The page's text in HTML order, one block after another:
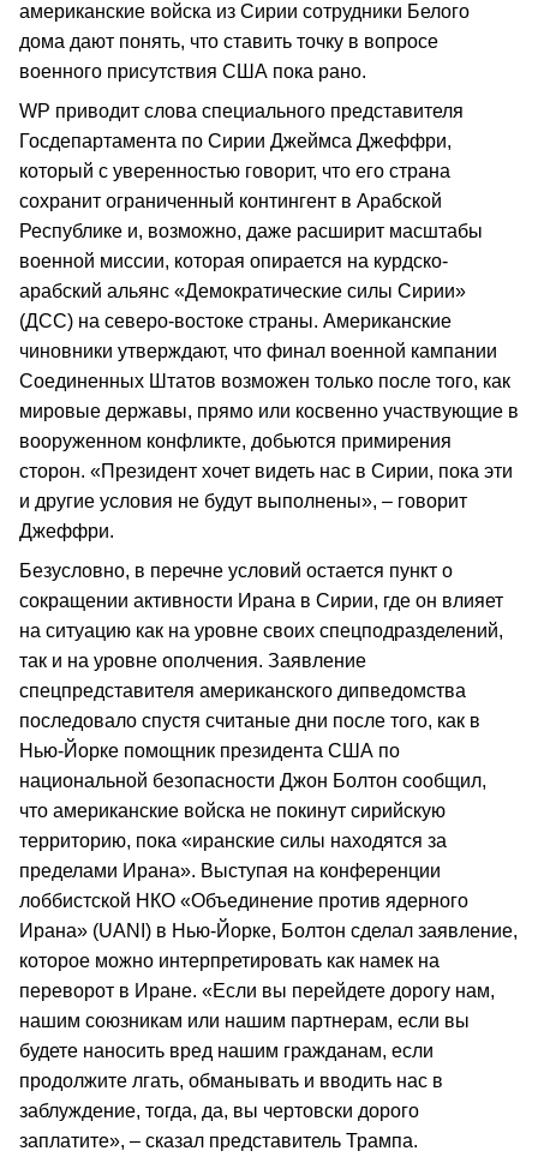
американские войска из Сирии сотрудники Белого
дома дают понять, что ставить точку в вопросе
военного присутствия США пока рано.
WP приводит слова специального представителя
Госдепартамента по Сирии Джеймса Джеффри,
который с уверенностью говорит, что его страна
сохранит ограниченный контингент в Арабской
Республике и, возможно, даже расширит масштабы
военной миссии, которая опирается на курдско-
арабский альянс «Демократические силы Сирии»
(ДСС) на северо-востоке страны. Американские
чиновники утверждают, что финал военной кампании
Соединенных Штатов возможен только после того, как
мировые державы, прямо или косвенно участвующие в
вооруженном конфликте, добьются примирения
сторон. «Президент хочет видеть нас в Сирии, пока эти
и другие условия не будут выполнены», – говорит
Джеффри.
Безусловно, в перечне условий остается пункт о
сокращении активности Ирана в Сирии, где он влияет
на ситуацию как на уровне своих спецподразделений,
так и на уровне ополчения. Заявление
спецпредставителя американского дипведомства
последовало спустя считаные дни после того, как в
Нью-Йорке помощник президента США по
национальной безопасности Джон Болтон сообщил,
что американские войска не покинут сирийскую
территорию, пока «иранские силы находятся за
пределами Ирана». Выступая на конференции
лоббистской НКО «Объединение против ядерного
Ирана» (UANI) в Нью-Йорке, Болтон сделал заявление,
которое можно интерпретировать как намек на
переворот в Иране. «Если вы перейдете дорогу нам,
нашим союзникам или нашим партнерам, если вы
будете наносить вред нашим гражданам, если
продолжите лгать, обманывать и вводить нас в
заблуждение, тогда, да, вы чертовски дорого
заплатите», – сказал представитель Трампа.